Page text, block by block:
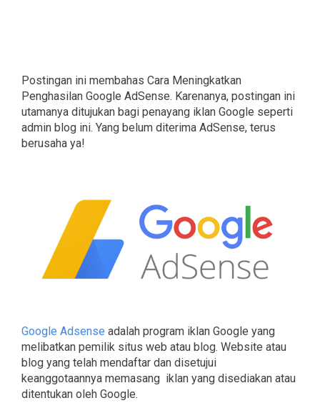
Postingan ini membahas Cara Meningkatkan
Penghasilan Google AdSense. Karenanya, postingan ini
utamanya ditujukan bagi penayang iklan Google seperti
admin blog ini. Yang belum diterima AdSense, terus
berusaha ya!
Google Adsense adalah program iklan Google yang
melibatkan pemilik situs web atau blog. Website atau
blog yang telah mendaftar dan disetujui
keanggotaannya memasang iklan yang disediakan atau
ditentukan oleh Google.